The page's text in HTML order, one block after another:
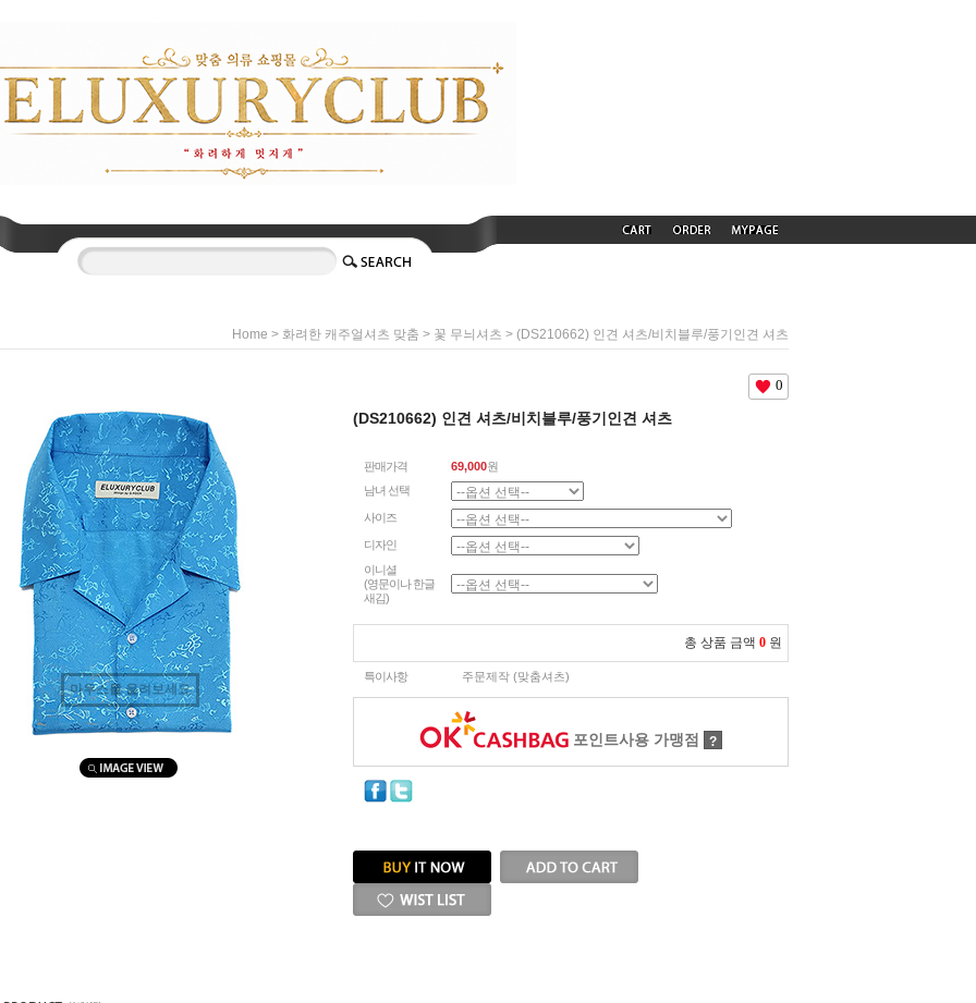
Home > 화려한 캐주얼셔츠 맞춤 > 꽃 무늬셔츠 > (DS210662) 인견 셔츠/비치블루/풍기인견 셔츠
마우스를 올려보세요
0
(DS210662) 인견 셔츠/비치블루/풍기인견 셔츠
판매가격 69,000원
남녀 선택
사이즈
디자인
이니셜
(영문이나 한글
새김)
총 상품 금액 0 원
특이사항 주문제작 (맞춤셔츠)
포인트사용 가맹점 ?